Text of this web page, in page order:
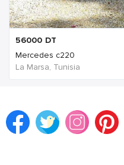
56000 DT
Mercedes c220
La Marsa, Tunisia